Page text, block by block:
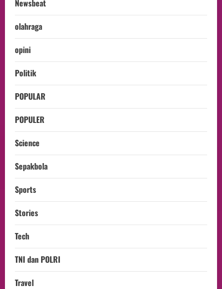
Newsbeat
olahraga
opini
Politik
POPULAR
POPULER
Science
Sepakbola
Sports
Stories
Tech
TNI dan POLRI
Travel